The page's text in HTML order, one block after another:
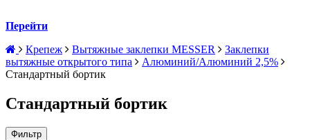
Перейти
Крепеж
Вытяжные заклепки MESSER
Заклепки
вытяжные открытого типа
Алюминий/Алюминий 2,5%
Стандартный бортик
Стандартный бортик
Фильтр